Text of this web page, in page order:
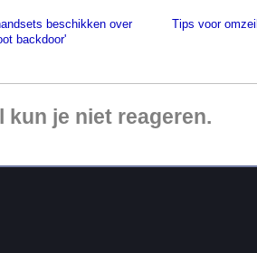
beschikken over
backdoor'
Tips voor
kun je niet reageren.